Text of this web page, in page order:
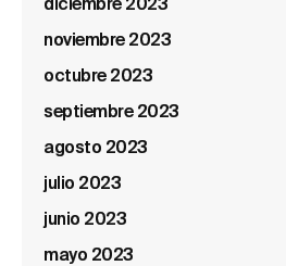
diciembre 2023
noviembre 2023
octubre 2023
septiembre 2023
agosto 2023
julio 2023
junio 2023
mayo 2023